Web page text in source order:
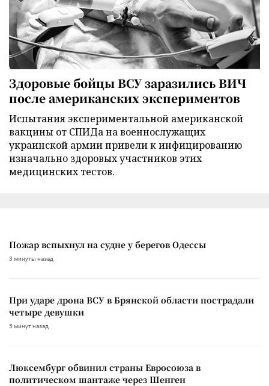
Здоровые бойцы ВСУ заразились ВИЧ
после американских экспериментов
Испытания экспериментальной американской
вакцины от СПИДа на военнослужащих
украинской армии привели к инфицированию
изначально здоровых участников этих
медицинских тестов.
Пожар вспыхнул на судне у берегов Одессы
3 минуты назад
При ударе дрона ВСУ в Брянской области пострадали
четыре девушки
5 минут назад
Люксембург обвинил страны Евросоюза в
политическом шантаже через Шенген